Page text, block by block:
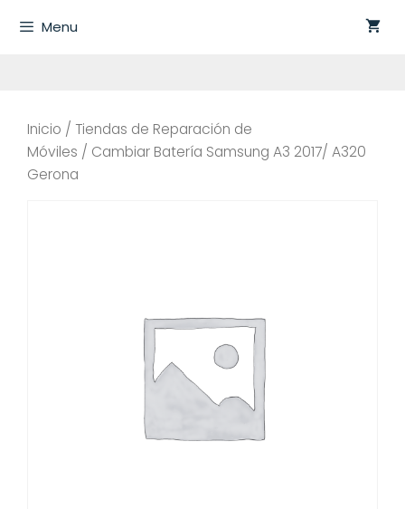
Menu
Inicio / Tiendas de Reparación de
Móviles / Cambiar Batería Samsung A3 2017/ A320
Gerona